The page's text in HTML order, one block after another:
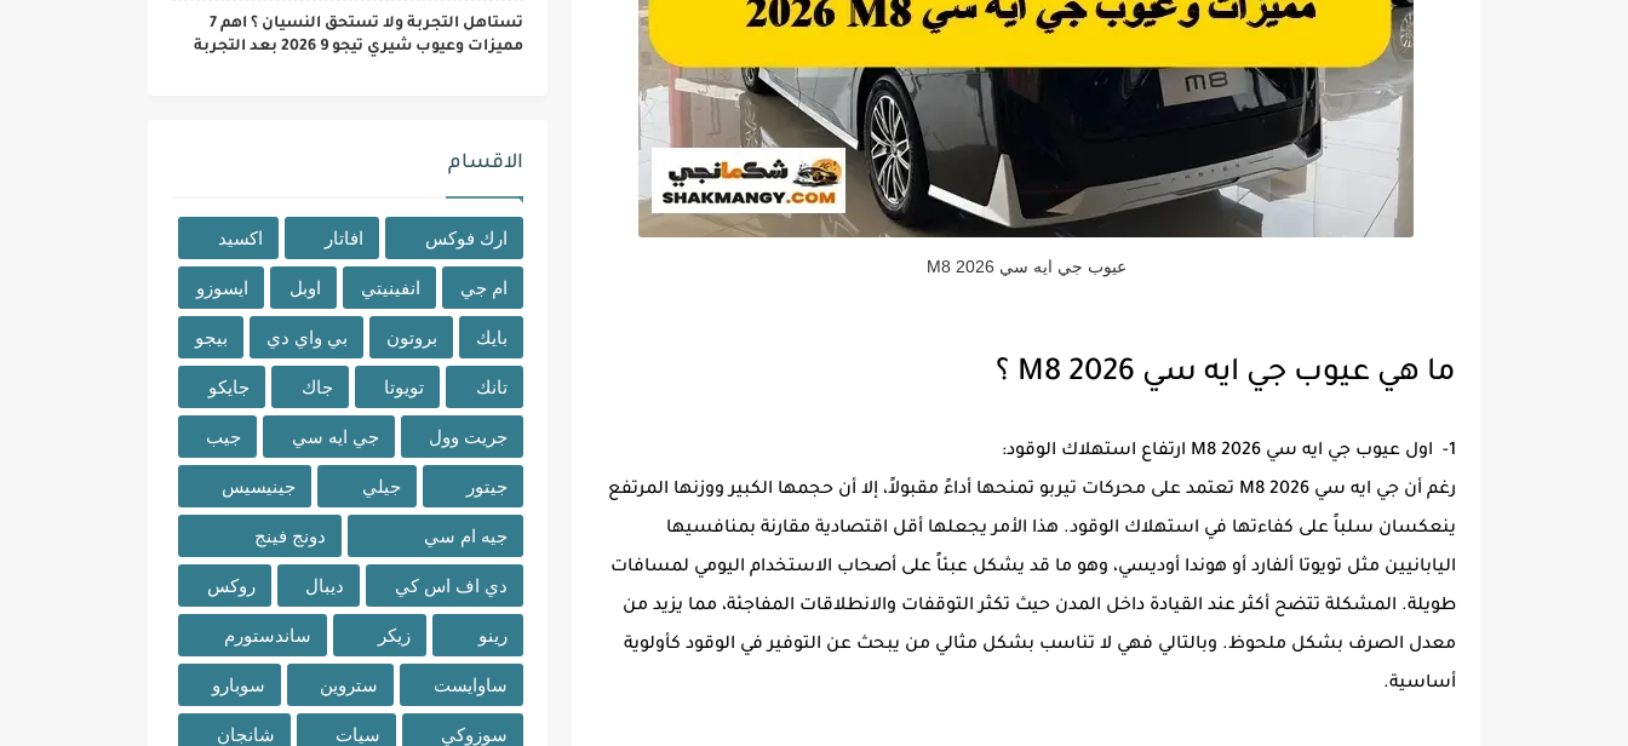
عيوب جي ايه سي M8 2026
ما هي عيوب جي ايه سي M8 2026 ؟
1- اول عيوب جي ايه سي M8 2026 ارتفاع استهلاك الوقود:
رغم أن جي ايه سي M8 2026 تعتمد على محركات تيربو تمنحها أداءً مقبولاً، إلا أن حجمها الكبير ووزنها المرتفع
ينعكسان سلباً على كفاءتها في استهلاك الوقود. هذا الأمر يجعلها أقل اقتصادية مقارنة بمنافسيها
اليابانيين مثل تويوتا ألفارد أو هوندا أوديسي، وهو ما قد يشكل عبئاً على أصحاب الاستخدام اليومي لمسافات
طويلة. المشكلة تتضح أكثر عند القيادة داخل المدن حيث تكثر التوقفات والانطلاقات المفاجئة، مما يزيد من
معدل الصرف بشكل ملحوظ. وبالتالي فهي لا تناسب بشكل مثالي من يبحث عن التوفير في الوقود كأولوية
أساسية.
تستاهل التجربة ولا تستحق النسيان ؟ اهم 7
مميزات وعيوب شيري تيجو 9 2026 بعد التجربة
الاقسام
ارك فوكس افاتار اكسيد
ام جي انفينيتي اوبل ايسوزو
بايك بروتون بي واي دي بيجو
تانك تويوتا جاك جايكو
جريت وول جي ايه سي جيب
جيتور جيلي جينيسيس
جيه ام سي دونج فينج
دي اف اس كي ديبال روكس
رينو زيكر ساندستورم
ساوايست ستروين سوبارو
سوزوكي سيات شانجان